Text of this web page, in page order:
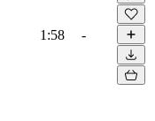
1:58 -